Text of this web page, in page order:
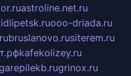
astroline.net.ru
ooo-driada.ru
bruslanovo.rusiterem.ru
kafekolizey.ru
grinox.ru